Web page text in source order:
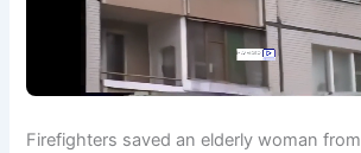
Firefighters saved an elderly woman